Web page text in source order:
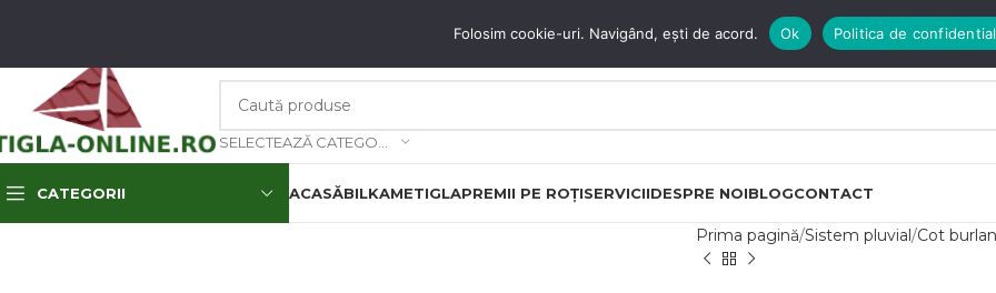
CATEGORII ACASĂBILKAMETIGLAPREMII PE ROȚISERVICIIDESPRE NOIBLOGCONTACT
Prima pagină Sistem pluvial Cot
Folosim cookie-uri. Navigând, ești de acord. Ok Politica de